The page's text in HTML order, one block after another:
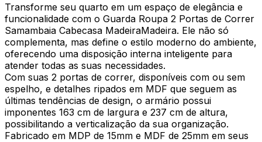
Transforme seu quarto em um espaço de elegância e
funcionalidade com o Guarda Roupa 2 Portas de Correr
Samambaia Cabecasa MadeiraMadeira. Ele não só
complementa, mas define o estilo moderno do ambiente,
oferecendo uma disposição interna inteligente para
atender todas as suas necessidades.
Com suas 2 portas de correr, disponíveis com ou sem
espelho, e detalhes ripados em MDF que seguem as
últimas tendências de design, o armário possui
imponentes 163 cm de largura e 237 cm de altura,
possibilitando a verticalização da sua organização.
Fabricado em MDP de 15mm e MDF de 25mm em seus